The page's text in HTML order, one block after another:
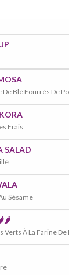
Frais
SALAD
Sésame